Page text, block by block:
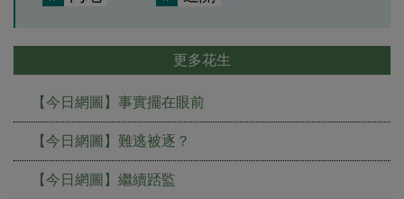
更多花生
【今日網圖】事實擺在眼前
【今日網圖】難逃被逐？
【今日網圖】繼續踎監